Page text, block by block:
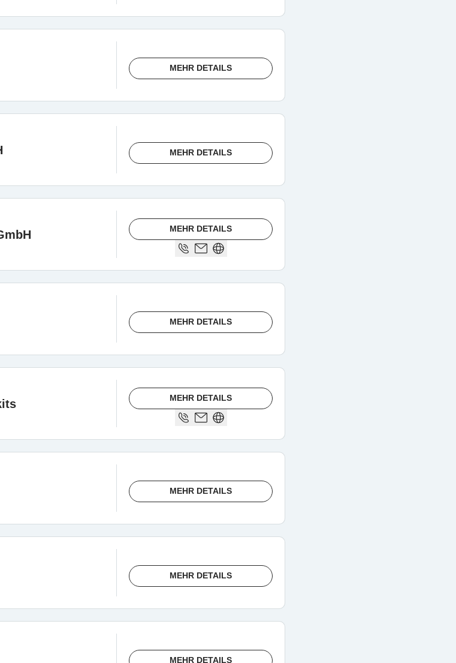
MEHR DETAILS
MEHR DETAILS
MEHR DETAILS
MEHR DETAILS
MEHR DETAILS
MEHR DETAILS
MEHR DETAILS
MEHR DETAILS